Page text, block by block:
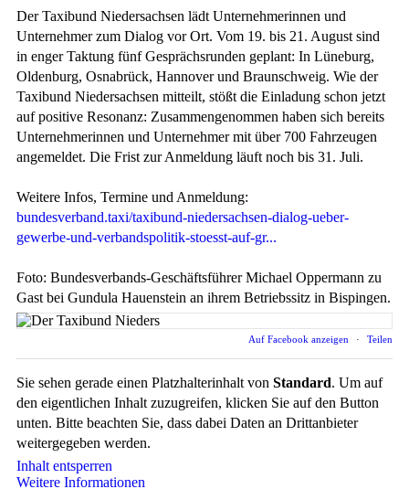
Der Taxibund Niedersachsen lädt Unternehmerinnen und
Unternehmer zum Dialog vor Ort. Vom 19. bis 21. August sind
in enger Taktung fünf Gesprächsrunden geplant: In Lüneburg,
Oldenburg, Osnabrück, Hannover und Braunschweig. Wie der
Taxibund Niedersachsen mitteilt, stößt die Einladung schon jetzt
auf positive Resonanz: Zusammengenommen haben sich bereits
Unternehmerinnen und Unternehmer mit über 700 Fahrzeugen
angemeldet. Die Frist zur Anmeldung läuft noch bis 31. Juli.
Weitere Infos, Termine und Anmeldung:
bundesverband.taxi/taxibund-niedersachsen-dialog-ueber-
gewerbe-und-verbandspolitik-stoesst-auf-gr...
Foto: Bundesverbands-Geschäftsführer Michael Oppermann zu
Gast bei Gundula Hauenstein an ihrem Betriebssitz in Bispingen.
Auf Facebook anzeigen · Teilen
Sie sehen gerade einen Platzhalterinhalt von Standard. Um auf
den eigentlichen Inhalt zuzugreifen, klicken Sie auf den Button
unten. Bitte beachten Sie, dass dabei Daten an Drittanbieter
weitergegeben werden.
Inhalt entsperren
Weitere Informationen